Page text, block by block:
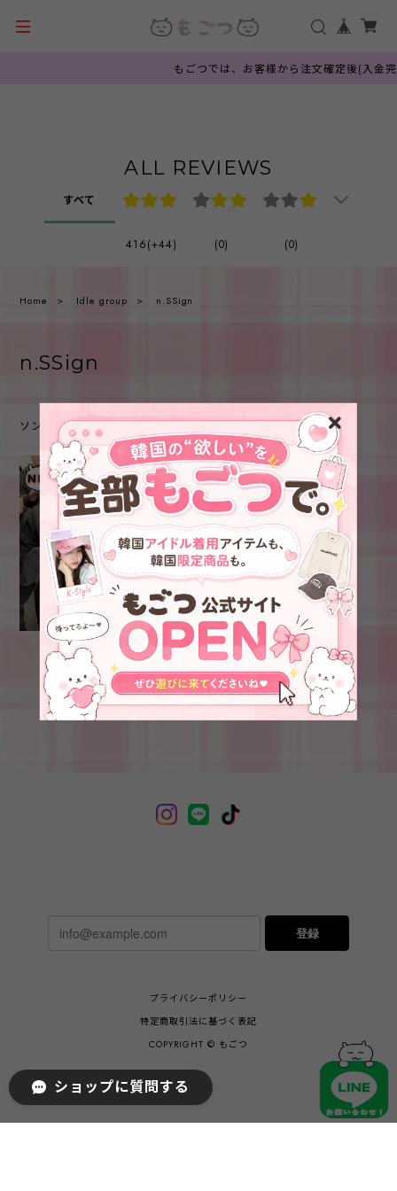
もごつでは、お客様から注文確定後(入金
ALL REVIEWS
すべて
416(+44) (0) (0)
Home Idle group n.SSign
n.SSign
ソンユン
★n.SSign ソンユン 着
用！！【ALTER】Pigment
Applique Zip Up
Hoodie_Navy
¥16,900
登録
プライバシーポリシー
特定商取引法に基づく表記
COPYRIGHT © もごつ
ショップに質問する